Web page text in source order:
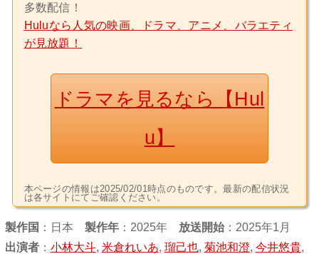
多数配信！
Huluなら人気の映画、ドラマ、アニメ、バラエティ
が見放題！
ドラマを見るなら【Hul
u】
本ページの情報は2025/02/01時点のものです。最新の配信状況
は各サイトにてご確認ください。
製作国 ： 日本 製作年：2025年 放送開始：2025年1月
出演者： 小林大斗, 米倉れいあ, 瑠己也, 菊池和澄, 今井悠貴,